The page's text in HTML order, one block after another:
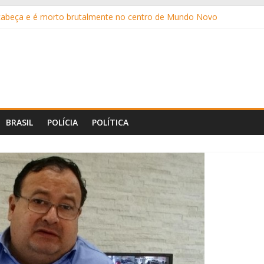
e é morto brutalmente no centro de Mundo Novo
anos após enganar pastelaria com Pix falso por sete meses
Caseiro apresenta projeto que institui a “Tornozeleira Rosa”
BRASIL POLÍCIA POLÍTICA